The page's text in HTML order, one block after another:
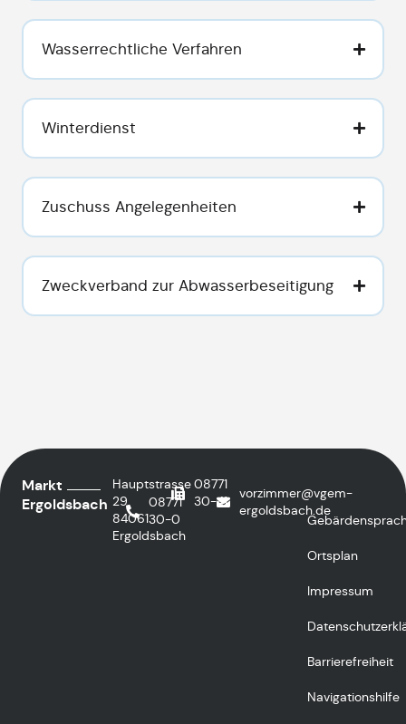
Wasserrechtliche Verfahren
Winterdienst
Zuschuss Angelegenheiten
Zweckverband zur Abwasserbeseitigung
Markt
Ergoldsbach
Hauptstrasse
29
84061
Ergoldsbach
08771
30-0
08771
30-41
vorzimmer@vgem-
ergoldsbach.de
Ortsplan
Impressum
Barrierefreiheit
Navigationshilfe